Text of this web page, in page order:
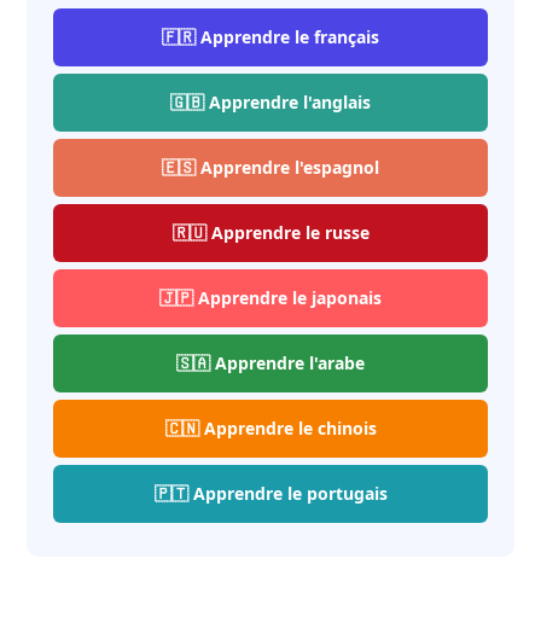
🇫🇷 Apprendre le français
🇬🇧 Apprendre l'anglais
🇪🇸 Apprendre l'espagnol
🇷🇺 Apprendre le russe
🇯🇵 Apprendre le japonais
🇸🇦 Apprendre l'arabe
🇨🇳 Apprendre le chinois
🇵🇹 Apprendre le portugais